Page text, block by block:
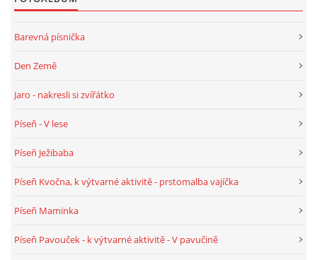
UČTE DĚTI PROŽITKEM
SENZORY PLAY
POLYTECHNICKÉ ČINNOSTI
Barevná písnička
Den Země
Jaro - nakresli si zvířátko
Píseň - V lese
Píseň Ježibaba
Píseň Kvočna, k výtvarné aktivitě - prstomalba vajíčka
Píseň Maminka
Píseň Pavouček - k výtvarné aktivitě - V pavučině